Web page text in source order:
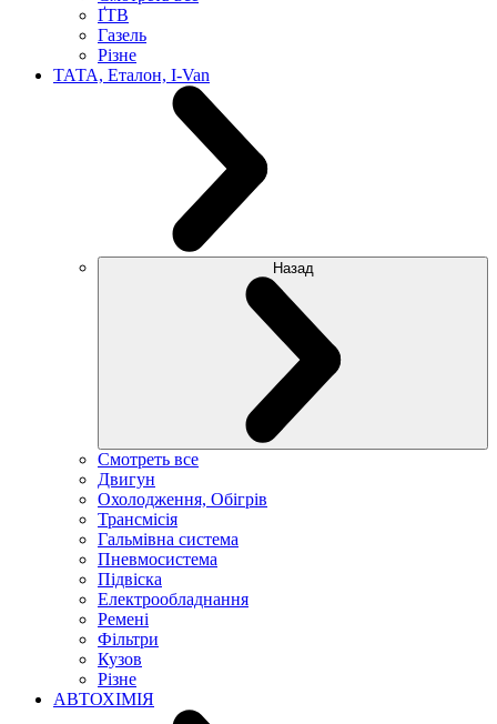
ҐТВ
Газель
Різне
ТАТА, Еталон, I-Van
Назад
Смотреть все
Двигун
Охолодження, Обігрів
Трансмісія
Гальмівна система
Пневмосистема
Підвіска
Електрообладнання
Ремені
Фільтри
Кузов
Різне
АВТОХІМІЯ